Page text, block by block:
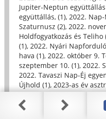
Jupiter-Neptun együttállás
együttállás, (1), 2022.
Szaturnusz (2), 2022.
Holdfogyatkozás és Teliho
(1), 2022. Nyári
hava (1), 2022. október 9.
szeptember 10. (1), 2022.
2022. Tavaszi Nap-Éj
Újhold (1), 2023-as év
év numerológiája (1) ,
2023. 05.05 Skorpió
2023. április 30, Kossuth